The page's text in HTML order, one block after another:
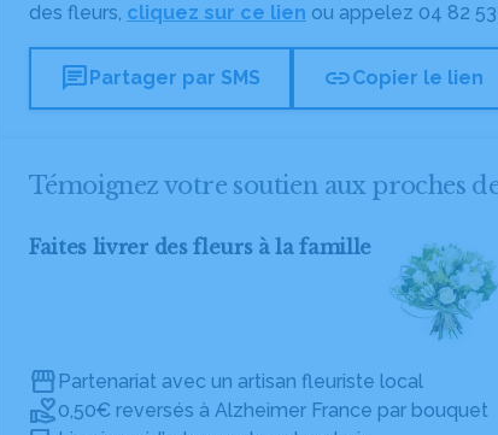
des fleurs, cliquez sur ce lien ou appelez 04 82
chatPartager par SMS linkCopier le lien
Témoignez votre soutien aux proches
Faites livrer des fleurs à la famille
Partenariat avec un artisan fleuriste local
0,50€ reversés à Alzheimer France par bouquet